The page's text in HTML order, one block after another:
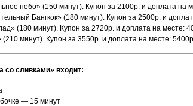
небо» (150 минут). Купон за 2100р. и доплата на
Бангкок» (180 минут). Купон за 2500р. и
(180 минут). Купон за 2720р. и доплата на месте:
минут). Купон за 3550р. и доплата на месте:
со сливками» входит:
— 15 минут